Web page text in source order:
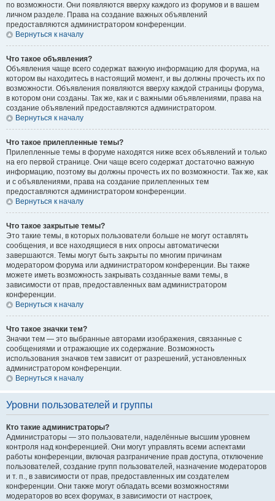
по возможности. Они появляются вверху каждого из форумов и в вашем
личном разделе. Права на создание важных объявлений
предоставляются администратором конференции.
Вернуться к началу
Что такое объявления?
Объявления чаще всего содержат важную информацию для форума, на
котором вы находитесь в настоящий момент, и вы должны прочесть их по
возможности. Объявления появляются вверху каждой страницы форума,
в котором они созданы. Так же, как и с важными объявлениями, права на
создание объявлений предоставляются администратором.
Вернуться к началу
Что такое прилепленные темы?
Прилепленные темы в форуме находятся ниже всех объявлений и только
на его первой странице. Они чаще всего содержат достаточно важную
информацию, поэтому вы должны прочесть их по возможности. Так же, как
и с объявлениями, права на создание прилепленных тем
предоставляются администратором конференции.
Вернуться к началу
Что такое закрытые темы?
Это такие темы, в которых пользователи больше не могут оставлять
сообщения, и все находящиеся в них опросы автоматически
завершаются. Темы могут быть закрыты по многим причинам
модератором форума или администратором конференции. Вы также
можете иметь возможность закрывать созданные вами темы, в
зависимости от прав, предоставленных вам администратором
конференции.
Вернуться к началу
Что такое значки тем?
Значки тем — это выбранные авторами изображения, связанные с
сообщениями и отражающие их содержание. Возможность
использования значков тем зависит от разрешений, установленных
администратором конференции.
Вернуться к началу
Уровни пользователей и группы
Кто такие администраторы?
Администраторы — это пользователи, наделённые высшим уровнем
контроля над конференцией. Они могут управлять всеми аспектами
работы конференции, включая разграничение прав доступа, отключение
пользователей, создание групп пользователей, назначение модераторов
и т. п., в зависимости от прав, предоставленных им создателем
конференции. Они также могут обладать всеми возможностями
модераторов во всех форумах, в зависимости от настроек,